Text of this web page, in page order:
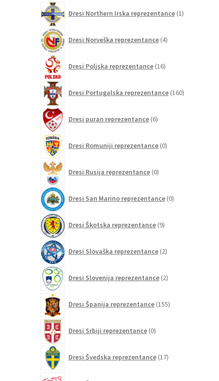
Dresi Northern Irska reprezentance 1izdelek
Dresi Norveška reprezentance 4izdelki
Dresi Poljska reprezentance 16izdelkov
Dresi Portugalska reprezentance 160izdelkov
Dresi puran reprezentance 6izdelkov
Dresi Romuniji reprezentance 0izdelkov
Dresi Rusija reprezentance 0izdelkov
Dresi San Marino reprezentance 0izdelkov
Dresi Škotska reprezentance 9izdelkov
Dresi Slovaška reprezentance 2izdelka
Dresi Slovenija reprezentance 2izdelka
Dresi Španija reprezentance 155izdelkov
Dresi Srbiji reprezentance 0izdelkov
Dresi Švedska reprezentance 17izdelkov